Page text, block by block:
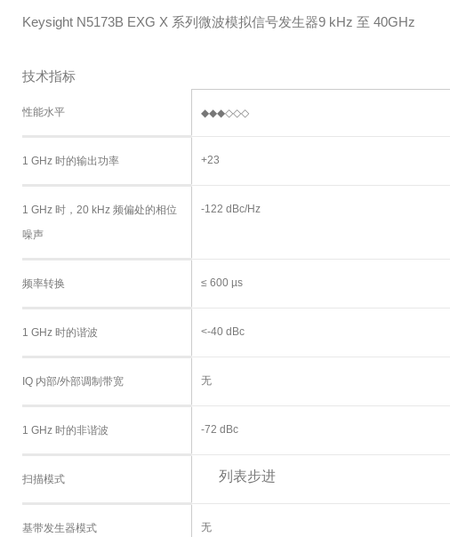
Keysight N5173B EXG X 系列微波模拟信号发生器9 kHz 至 40GHz
技术指标
性能水平 ◆◆◆◇◇◇
1 GHz 时的输出功率 +23
1 GHz 时，20 kHz 频偏处的相位
噪声
-122 dBc/Hz
频率转换 ≤ 600 µs
1 GHz 时的谐波 <-40 dBc
IQ 内部/外部调制带宽 无
1 GHz 时的非谐波 -72 dBc
扫描模式 列表步进
基带发生器模式 无